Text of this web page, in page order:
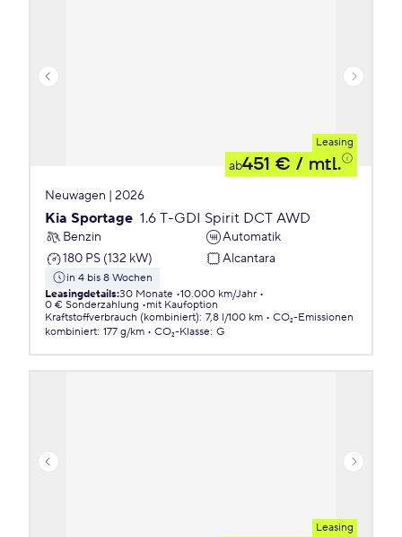
Leasing
ab451 € / mtl.
Neuwagen | 2026
Kia Sportage 1.6 T-GDI Spirit DCT AWD
Benzin
Automatik
180 PS (132 kW)
Alcantara
in 4 bis 8 Wochen
Leasingdetails:30 Monate 10.000 km/Jahr
0 € Sonderzahlung
mit Kaufoption
Kraftstoffverbrauch (kombiniert): 7,8 l/100 km
CO₂-Emissionen
kombiniert: 177 g/km CO₂-Klasse: G
Leasing